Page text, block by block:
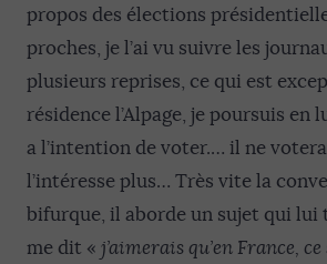
propos des élections
proches, je l’ai vu suivre les
plusieurs reprises, ce qui est
résidence l’Alpage, je poursuis en
a l’intention de voter.… il ne
l’intéresse plus… Très vite la
bifurque, il aborde un sujet qui
me dit « j’aimerais qu’en France,